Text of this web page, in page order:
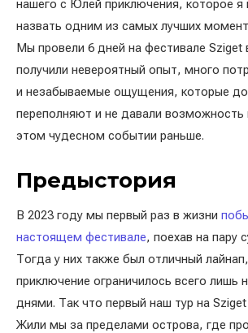
нашего с Юлей приключения, которое я
назвать одним из самых лучших
Мы провели 6 дней на фестивале Sziget
получили невероятный опыт, много
и незабываемые ощущения, которые
переполняют и не давали возможность
этом чудесном событии раньше.
Предыстория
В 2023 году мы первый раз в жизни
настоящем фестивале, поехав на пару
Тогда у них также был отличный
приключение ограничилось всего лишь
днями. Так что первый наш тур на
Жили мы за пределами острова, где